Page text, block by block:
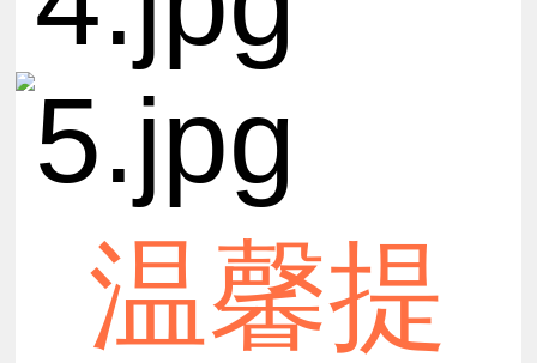
温馨提